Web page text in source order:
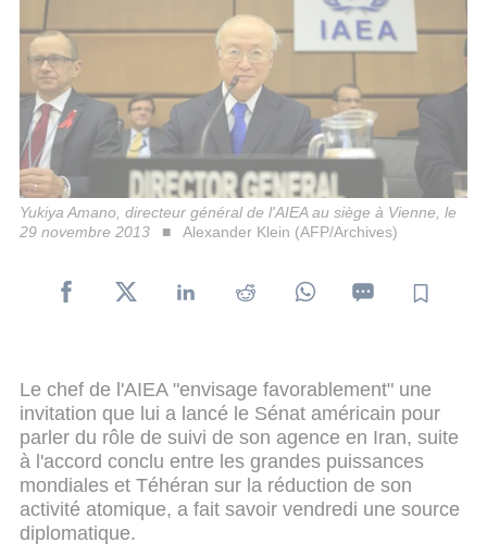
Yukiya Amano, directeur général de l'AIEA au siège à Vienne, le
29 novembre 2013
Alexander Klein (AFP/Archives)
Le chef de l'AIEA "envisage favorablement" une
invitation que lui a lancé le Sénat américain pour
parler du rôle de suivi de son agence en Iran, suite
à l'accord conclu entre les grandes puissances
mondiales et Téhéran sur la réduction de son
activité atomique, a fait savoir vendredi une source
diplomatique.